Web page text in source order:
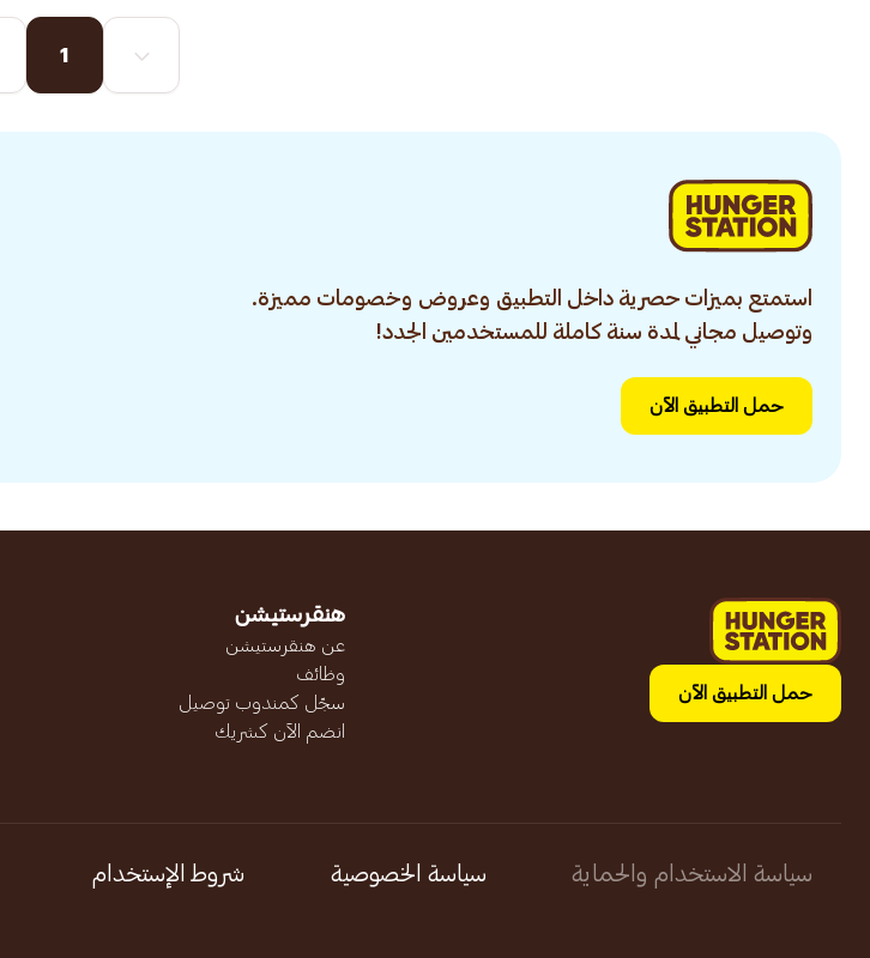
1
استمتع بميزات حصرية داخل التطبيق وعروض وخصومات مميزة.
وتوصيل مجاني لمدة سنة كاملة للمستخدمين الجدد!
حمل التطبيق الآن
حمل التطبيق الآن
هنقرستيشن
عن هنقرستيشن
وظائف
سجّل كمندوب توصيل
انضم الآن كشريك
سياسة الاستخدام والحماية سياسة الخصوصية شروط الإستخدام